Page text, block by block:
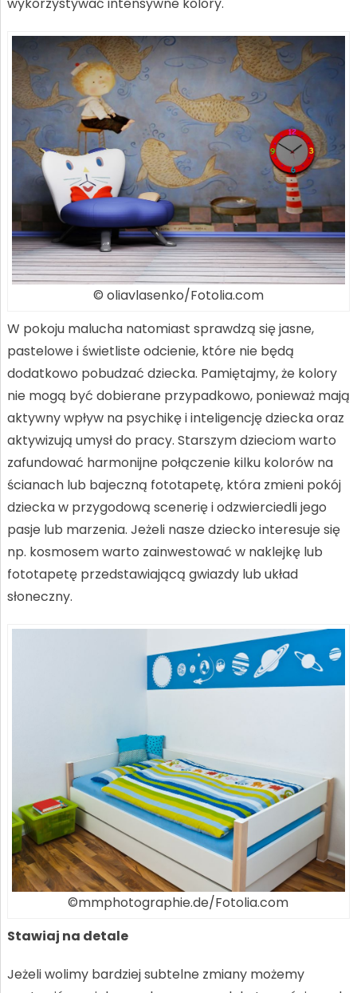
© oliavlasenko/Fotolia.com
W pokoju malucha natomiast sprawdzą się jasne,
pastelowe i świetliste odcienie, które nie będą
dodatkowo pobudzać dziecka. Pamiętajmy, że kolory
nie mogą być dobierane przypadkowo, ponieważ mają
aktywny wpływ na psychikę i inteligencję dziecka oraz
aktywizują umysł do pracy. Starszym dzieciom warto
zafundować harmonijne połączenie kilku kolorów na
ścianach lub bajeczną fototapetę, która zmieni pokój
dziecka w przygodową scenerię i odzwierciedli jego
pasje lub marzenia. Jeżeli nasze dziecko interesuje się
np. kosmosem warto zainwestować w naklejkę lub
fototapetę przedstawiającą gwiazdy lub układ
słoneczny.
©mmphotographie.de/Fotolia.com
Stawiaj na detale
Jeżeli wolimy bardziej subtelne zmiany możemy